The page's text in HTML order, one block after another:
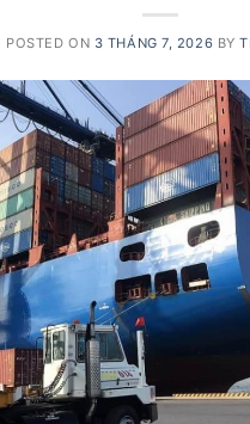
POSTED ON 3 THÁNG 7, 2026 BY